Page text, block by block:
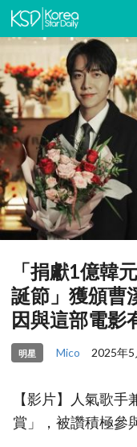
「捐獻1億韓
誕節」獲頒曹
因與這部電影
明星 Mico 2025年
【影片】人氣歌
賞」，被讚積極參